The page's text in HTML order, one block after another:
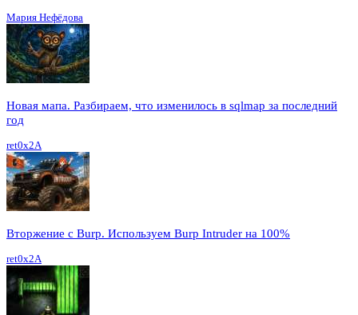
Мария Нефёдова
Новая мапа. Разбираем, что изменилось в sqlmap за последний
год
ret0x2A
Вторжение с Burp. Используем Burp Intruder на 100%
ret0x2A